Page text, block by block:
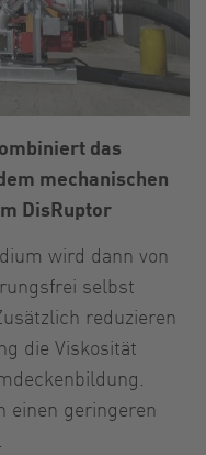
das
mechanischen
DisRuptor
wird dann von
selbst
reduzieren
die Viskosität
einen geringeren